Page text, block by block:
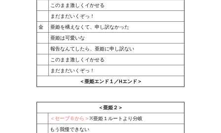
このまま激しくイかせる
まだまだいくぞっ！
金
亜姫を構えなくて、申し訳なかった
亜姫は可愛いな
報告なんてしたら、亜姫に申し訳ない
このまま激しくイかせる
まだまだいくぞっ！
＜亜姫エンド１／Hエンド＞
＜亜姫２＞
＜セーブ６から＞※亜姫１ルートより分岐
もう我慢できない